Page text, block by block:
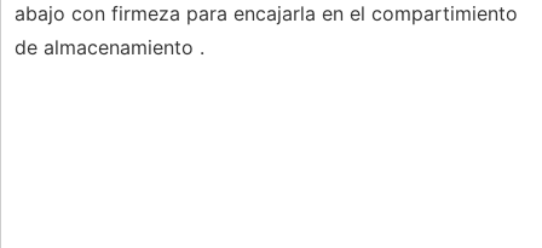
abajo con firmeza para encajarla en el compartimiento
de almacenamiento .